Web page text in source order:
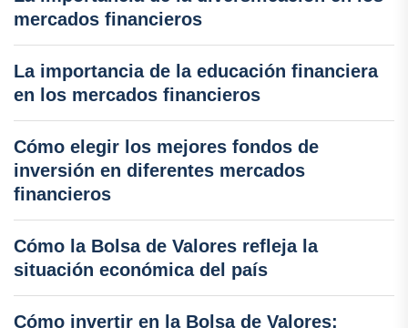
mercados financieros
La importancia de la educación financiera
en los mercados financieros
Cómo elegir los mejores fondos de
inversión en diferentes mercados
financieros
Cómo la Bolsa de Valores refleja la
situación económica del país
Cómo invertir en la Bolsa de Valores: